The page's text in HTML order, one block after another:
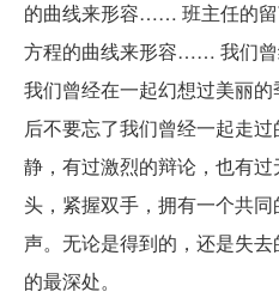
的曲线来形容…… 班主任的
方程的曲线来形容…… 我们曾
我们曾经在一起幻想过美丽
后不要忘了我们曾经一起走
静，有过激烈的辩论，也有
头，紧握双手，拥有一个共
声。无论是得到的，还是失
的最深处。